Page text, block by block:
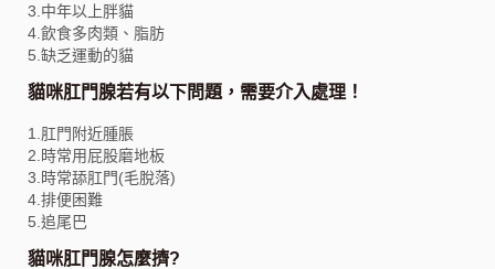
3.中年以上胖貓
4.飲食多肉類、脂肪
5.缺乏運動的貓
貓咪肛門腺若有以下問題，需要介入處理！
1.肛門附近腫脹
2.時常用屁股磨地板
3.時常舔肛門(毛脫落)
4.排便困難
5.追尾巴
貓咪肛門腺怎麼擠?